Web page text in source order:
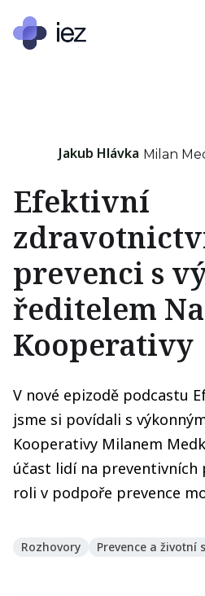
Jakub Hlávka Milan
Efektivní
prevenci s
ředitelem
Kooperativy
V nové epizodě podcastu
jsme si povídali s
Kooperativy Milanem
účast lidí na preventivních
roli v podpoře prevence
Rozhovory Prevence a životní